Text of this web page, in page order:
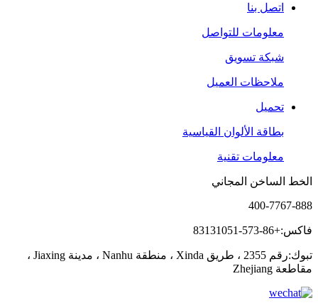
اتصل بنا
معلومات للتواصل
شبكة تسويق
ملاحظات العميل
تحميل
بطاقة الألوان القياسية
معلومات تقنية
الخط الساخن المجاني
400-7767-888
فاكس:+86-573-83131051
تبوك:رقم 2355 ، طريق Xinda ، منطقة Nanhu ، مدينة Jiaxing ،
مقاطعة Zhejiang